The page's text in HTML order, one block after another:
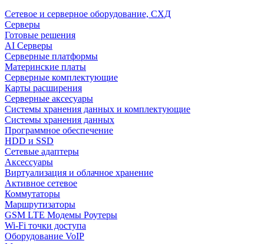
Сетевое и серверное оборудование, СХД
Cерверы
Готовые решения
AI Серверы
Серверные платформы
Материнские платы
Серверные комплектующие
Карты расширения
Серверные аксесуары
Системы хранения данных и комплектующие
Системы хранения данных
Программное обеспечение
HDD и SSD
Сетевые адаптеры
Аксессуары
Виртуализация и облачное хранение
Активное сетевое
Коммутаторы
Маршрутизаторы
GSM LTE Модемы Роутеры
Wi-Fi точки доступа
Оборудование VoIP